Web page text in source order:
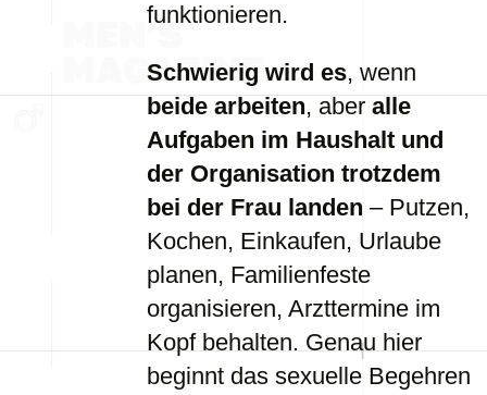
funktionieren.
Schwierig wird es, wenn
beide arbeiten, aber alle
Aufgaben im Haushalt und
der Organisation trotzdem
bei der Frau landen – Putzen,
Kochen, Einkaufen, Urlaube
planen, Familienfeste
organisieren, Arzttermine im
Kopf behalten. Genau hier
beginnt das sexuelle Begehren